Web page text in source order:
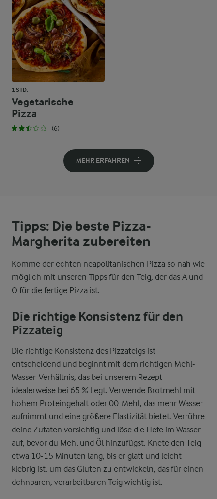
1 STD.
Vegetarische
Pizza
(6)
MEHR ERFAHREN
Tipps: Die beste Pizza-
Margherita zubereiten
Komme der echten neapolitanischen Pizza so nah wie
möglich mit unseren Tipps für den Teig, der das A und
O für die fertige Pizza ist.
Die richtige Konsistenz für den
Pizzateig
Die richtige Konsistenz des Pizzateigs ist
entscheidend und beginnt mit dem richtigen Mehl-
Wasser-Verhältnis, das bei unserem Rezept
idealerweise bei 65 % liegt. Verwende Brotmehl mit
hohem Proteingehalt oder 00-Mehl, das mehr Wasser
aufnimmt und eine größere Elastizität bietet. Verrühre
deine Zutaten vorsichtig und löse die Hefe im Wasser
auf, bevor du Mehl und Öl hinzufügst. Knete den Teig
etwa 10-15 Minuten lang, bis er glatt und leicht
klebrig ist, um das Gluten zu entwickeln, das für einen
dehnbaren, verarbeitbaren Teig wichtig ist.